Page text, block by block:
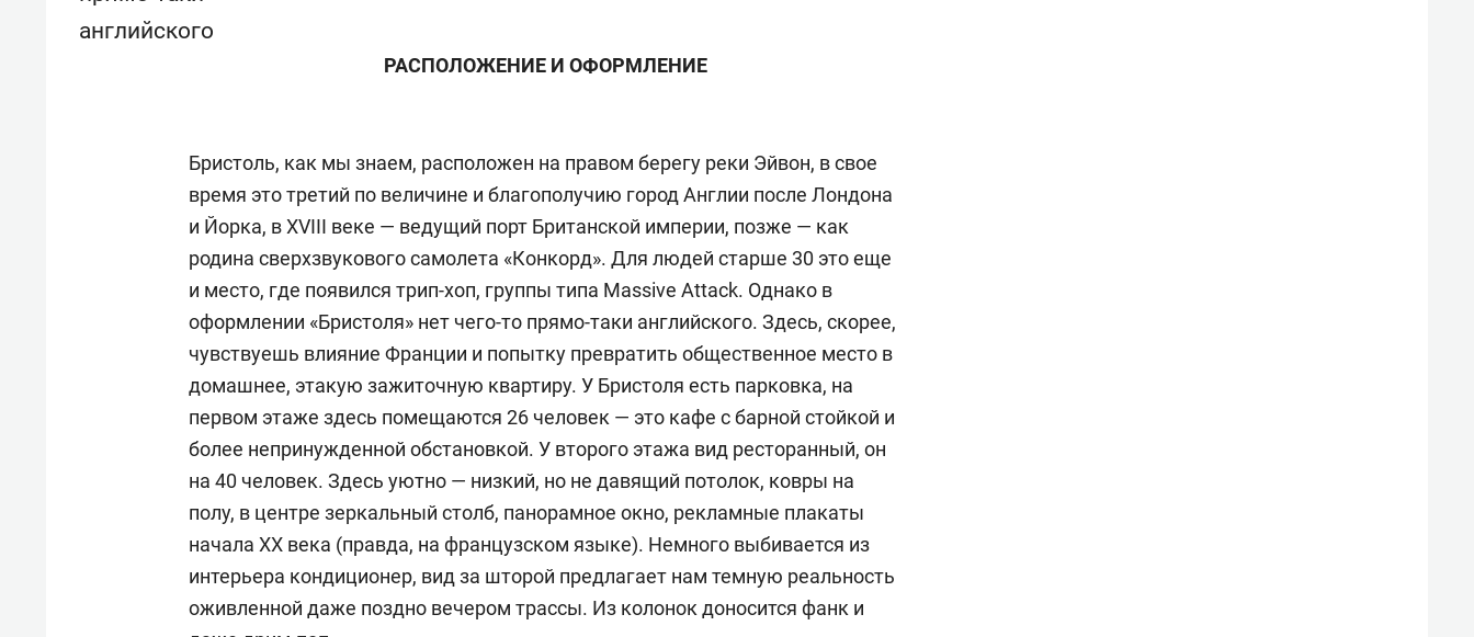
английского
РАСПОЛОЖЕНИЕ И ОФОРМЛЕНИЕ
Бристоль, как мы знаем, расположен на правом берегу реки Эйвон, в свое
время это третий по величине и благополучию город Англии после Лондона
и Йорка, в XVIII веке — ведущий порт Британской империи, позже — как
родина сверхзвукового самолета «Конкорд». Для людей старше 30 это еще
и место, где появился трип-хоп, группы типа Massive Attack. Однако в
оформлении «Бристоля» нет чего-то прямо-таки английского. Здесь, скорее,
чувствуешь влияние Франции и попытку превратить общественное место в
домашнее, этакую зажиточную квартиру. У Бристоля есть парковка, на
первом этаже здесь помещаются 26 человек — это кафе с барной стойкой и
более непринужденной обстановкой. У второго этажа вид ресторанный, он
на 40 человек. Здесь уютно — низкий, но не давящий потолок, ковры на
полу, в центре зеркальный столб, панорамное окно, рекламные плакаты
начала XX века (правда, на французском языке). Немного выбивается из
интерьера кондиционер, вид за шторой предлагает нам темную реальность
оживленной даже поздно вечером трассы. Из колонок доносится фанк и